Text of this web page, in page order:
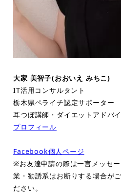
大家 美智子(おおいえ みちこ)
IT活用コンサルタント
栃木県ペライチ認定サポーター
耳つぼ講師・ダイエットアドバ
プロフィール
Facebook個人ページ
※お友達申請の際は一言メッセ
業・勧誘系はお断りする場合が
ださい。